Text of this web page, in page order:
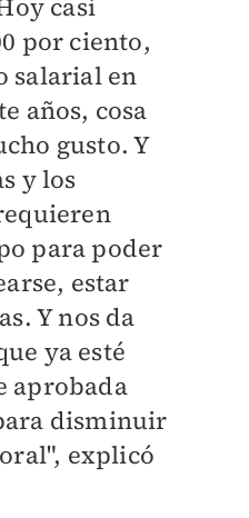
casi
por ciento,
salarial en
años, cosa
gusto. Y
y los
para poder
estar
Y nos da
ya esté
aprobada
disminuir
explicó